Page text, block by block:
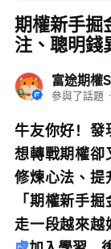
富途期權
參與了話題 ·
期權新手掘
注、聰明錢
牛友你好！發
想轉戰期權卻
修煉心法、提
「期權新手
走一段越來越